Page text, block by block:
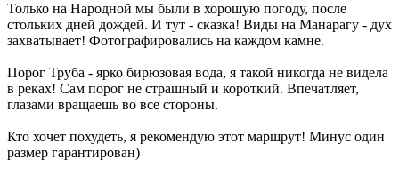
Только на Народной мы были в хорошую погоду, после
стольких дней дождей. И тут - сказка! Виды на Манарагу - дух
захватывает! Фотографировались на каждом камне.
Порог Труба - ярко бирюзовая вода, я такой никогда не видела
в реках! Сам порог не страшный и короткий. Впечатляет,
глазами вращаешь во все стороны.
Кто хочет похудеть, я рекомендую этот маршрут! Минус один
размер гарантирован)